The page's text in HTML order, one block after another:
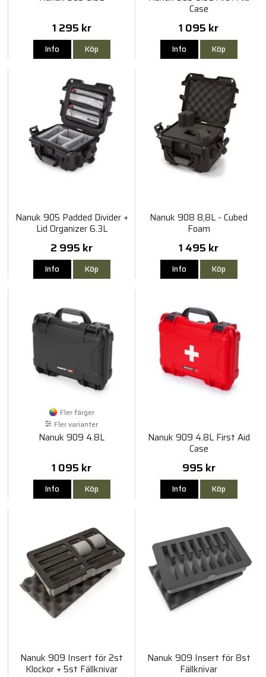
1 295 kr
Info Köp
Case
1 095 kr
Info Köp
Nanuk 905 Padded Divider +
Lid Organizer 6.3L
2 995 kr
Info Köp
Nanuk 908 8,8L - Cubed
Foam
1 495 kr
Info Köp
Fler färger
Fler varianter
Nanuk 909 4.8L
1 095 kr
Info Köp
Nanuk 909 4.8L First Aid
Case
995 kr
Info Köp
Nanuk 909 Insert för 2st
Klockor + 5st Fällknivar
Nanuk 909 Insert för 8st
Fällknivar